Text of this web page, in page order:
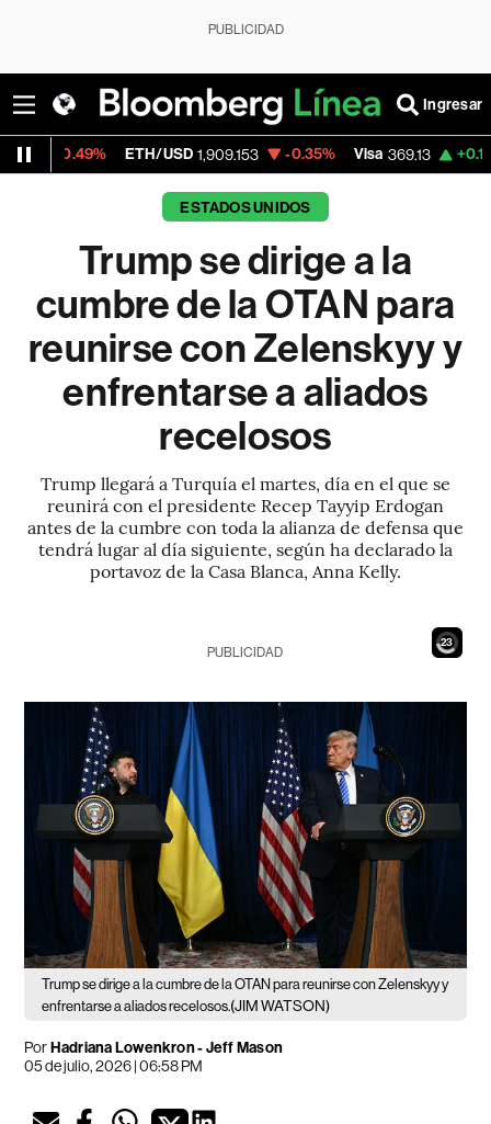
PUBLICIDAD
Ingresar
ETH/USD 1,909.153 -0.35% Visa 369.13 +0.16%
ESTADOS UNIDOS
Trump se dirige a la
cumbre de la OTAN para
reunirse con Zelenskyy y
enfrentarse a aliados
recelosos
Trump llegará a Turquía el martes, día en el que se
reunirá con el presidente Recep Tayyip Erdogan
antes de la cumbre con toda la alianza de defensa que
tendrá lugar al día siguiente, según ha declarado la
portavoz de la Casa Blanca, Anna Kelly.
21
PUBLICIDAD
Trump se dirige a la cumbre de la OTAN para reunirse con Zelenskyy y
enfrentarse a aliados recelosos.(JIM WATSON)
PorHadriana Lowenkron - Jeff Mason
05 de julio, 2026 | 06:58 PM